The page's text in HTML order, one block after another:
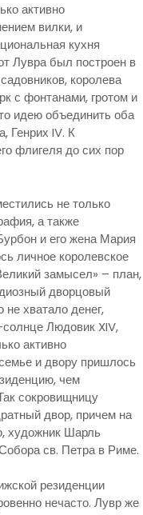
активно
вилки, и
кухня
Лувра был построен в
королева
с фонтанами, гротом и
идею объединить оба
Генрих IV. К
флигеля до сих пор
не только
а также
и его жена Мария
личное королевское
замысел» – план,
дворцовый
хватало денег,
Людовик XIV,
активно
и двору пришлось
чем
сокровищницу
двор, причем на
художник Шарль
св. Петра в Риме.
резиденции
нечасто. Лувр же